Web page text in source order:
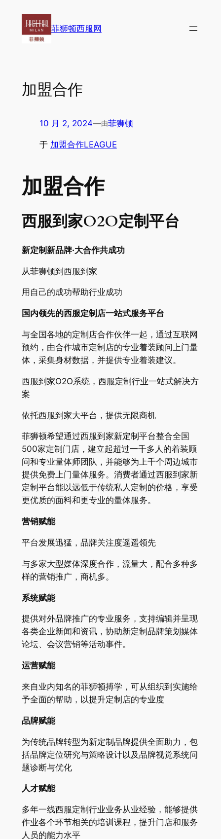
菲狮顿西服网
加盟合作
10 月 2, 2024—由菲狮顿
于 加盟合作LEAGUE
加盟合作
西服到家O2O定制平台
新定制新品牌·大合作共成功
从菲狮顿到西服到家
用自己的成功帮助行业成功
国内领先的西服定制店一站式服务平台
与全国各地的定制店合作伙伴一起，通过互联网
预约，由合作城市定制店的专业着装顾问上门量
体，采集身材数据，并提供专业着装建议。
西服到家O2O系统，西服定制行业一站式解决方
案
依托西服到家大平台，提供无限商机
菲狮顿希望通过西服到家新定制平台整合全国
500家定制门店，建立起超过一千多人的着装顾
问和专业量体师团队，并能够为上千个周边城市
提供免费上门量体服务。消费者通过西服到家新
定制平台能以远低于传统私人定制的价格，享受
更优质的面料和更专业的量体服务。
营销赋能
平台发展迅猛，品牌关注度遥遥领先
与多家大型媒体深度合作，流量大，配合多种多
样的营销推广，商机多。
系统赋能
提供对外品牌推广的专业服务，支持编辑并呈现
各类企业新闻和资讯，协助新定制品牌策划媒体
论坛、会议营销等活动事件。
运营赋能
来自业内知名的菲狮顿搏学，可从组织到实施给
予全面的帮助，以提升定制店的专业度
品牌赋能
为传统品牌转型为新定制品牌提供全面助力，包
括品牌定位研究与策略设计以及品牌视觉系统问
题诊断与优化
人才赋能
多年一线西服定制行业业务从业经验，能够提供
作业各个环节相关的培训课程，提升门店和服务
人员的能力水平